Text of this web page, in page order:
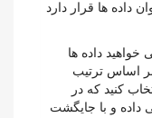
داده ها قرار دارد
داده ها
اساس ترتیب
کنید که در
داده و با جایگشت